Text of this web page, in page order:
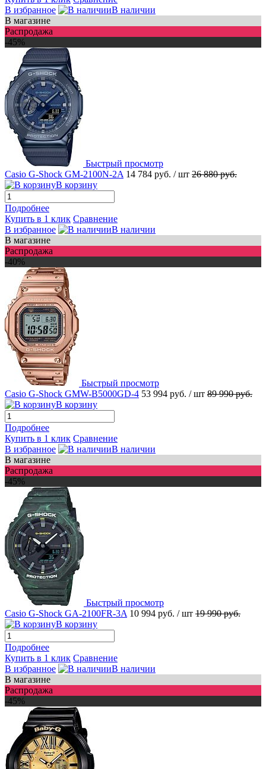
В избранное
В наличии
В магазине
Распродажа
-45%
Быстрый просмотр
Casio G-Shock GM-2100N-2A 14 784 руб. / шт 26 880 руб.
В корзину
Подробнее
Купить в 1 клик Сравнение
В избранное
В наличии
В магазине
Распродажа
-40%
Быстрый просмотр
Casio G-Shock GMW-B5000GD-4 53 994 руб. / шт 89 990 руб.
В корзину
Подробнее
Купить в 1 клик Сравнение
В избранное
В наличии
В магазине
Распродажа
-45%
Быстрый просмотр
Casio G-Shock GA-2100FR-3A 10 994 руб. / шт 19 990 руб.
В корзину
Подробнее
Купить в 1 клик Сравнение
В избранное
В наличии
В магазине
Распродажа
-45%